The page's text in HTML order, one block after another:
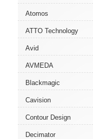
Atomos
ATTO Technology
Avid
AVMEDA
Blackmagic
Cavision
Contour Design
Decimator